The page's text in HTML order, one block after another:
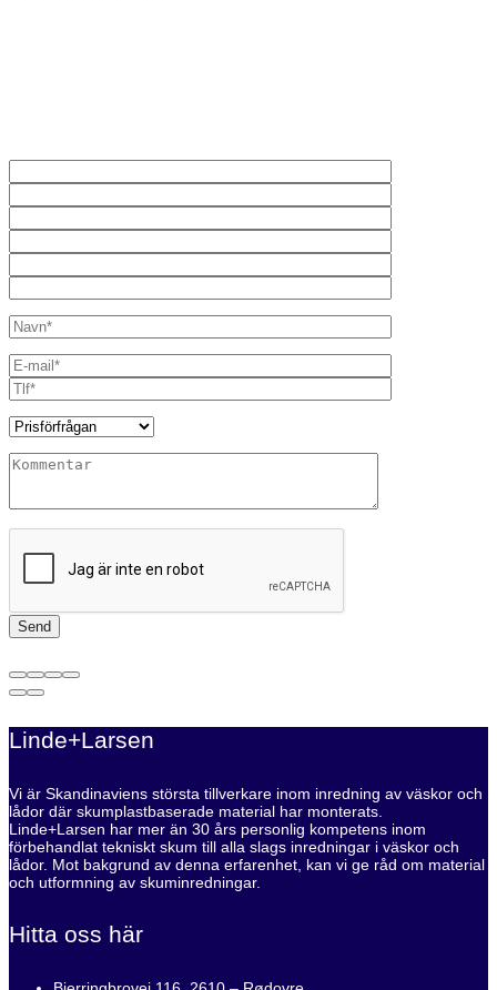
Linde+Larsen
Vi är Skandinaviens största tillverkare inom inredning av väskor och
lådor där skumplastbaserade material har monterats.
Linde+Larsen har mer än 30 års personlig kompetens inom
förbehandlat tekniskt skum till alla slags inredningar i väskor och
lådor. Mot bakgrund av denna erfarenhet, kan vi ge råd om material
och utformning av skuminredningar.
Hitta oss här